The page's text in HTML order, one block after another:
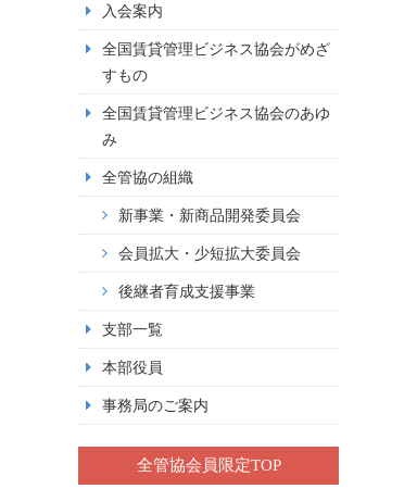
入会案内
全国賃貸管理ビジネス協会がめざ
すもの
全国賃貸管理ビジネス協会のあゆ
み
全管協の組織
新事業・新商品開発委員会
会員拡大・少短拡大委員会
後継者育成支援事業
支部一覧
本部役員
事務局のご案内
全管協会員限定TOP